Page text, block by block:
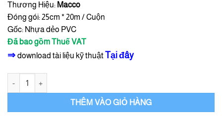
Thương Hiệu: Macco
Đóng gói: 25cm * 20m / Cuộn
Gốc: Nhựa dẻo PVC
Đã bao gồm Thuế VAT
⇒ download tài liệu kỹ thuậtTại đây
THÊM VÀO GIỎ HÀNG